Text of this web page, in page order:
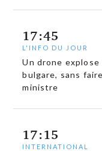
17:45
L'INFO DU JOUR
Un drone explose
bulgare, sans
ministre
17:15
INTERNATIONAL